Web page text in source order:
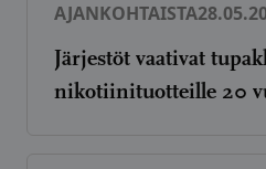
AJANKOHTAISTA
Järjestöt vaativat
nikotiinituotteille 20